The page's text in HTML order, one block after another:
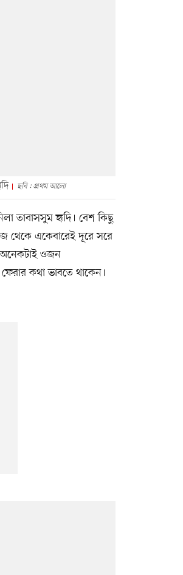
ছবি : প্রথম আলো
তাবাসসুম হৃদি। বেশ কিছু
থেকে একেবারেই দূরে সরে
অনেকটাই ওজন
কথা ভাবতে থাকেন।